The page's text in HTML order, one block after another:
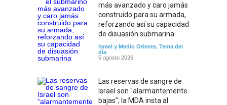
más avanzado y caro jamás
construido para su armada,
reforzando así su capacidad
de disuasión submarina
Israel y Medio Oriente, Tema del
día
5 agosto 2026
Las reservas de sangre de
Israel son "alarmantemente
bajas"; la MDA insta al